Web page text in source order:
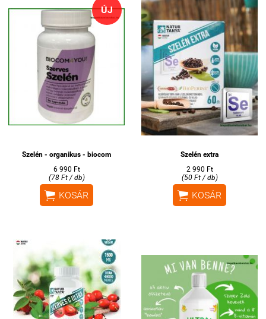
ÚJ
Szelén - organikus - biocom
6 990 Ft
(78 Ft / db)
 KOSÁR
Szelén extra
2 990 Ft
(50 Ft / db)
 KOSÁR